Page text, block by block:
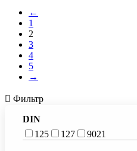
усиленная
DIN
9021,
цинк
(20шт)
←
1
2
3
4
5
→
Фильтр
DIN
125
127 9021